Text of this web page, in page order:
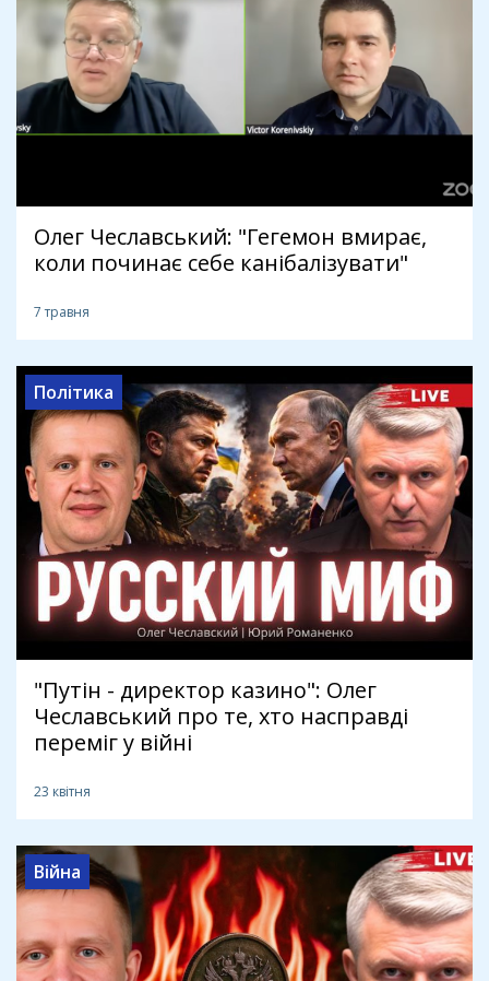
Олег Чеславський: "Гегемон вмирає,
коли починає себе канібалізувати"
7 травня
Політика
"Путін - директор казино": Олег
Чеславський про те, хто насправді
переміг у війні
23 квітня
Війна